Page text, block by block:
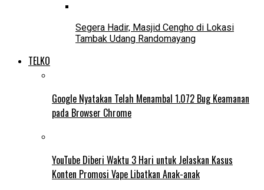
Segera Hadir, Masjid Cengho di Lokasi
Tambak Udang Randomayang
TELKO
Google Nyatakan Telah Menambal 1.072 Bug Keamanan
pada Browser Chrome
YouTube Diberi Waktu 3 Hari untuk Jelaskan Kasus
Konten Promosi Vape Libatkan Anak-anak